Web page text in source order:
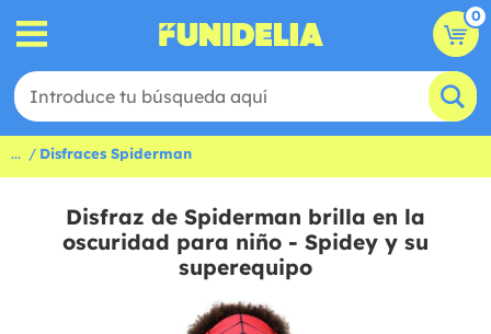
0
... Disfraces Spiderman
Disfraz de Spiderman brilla en la
oscuridad para niño - Spidey y su
superequipo